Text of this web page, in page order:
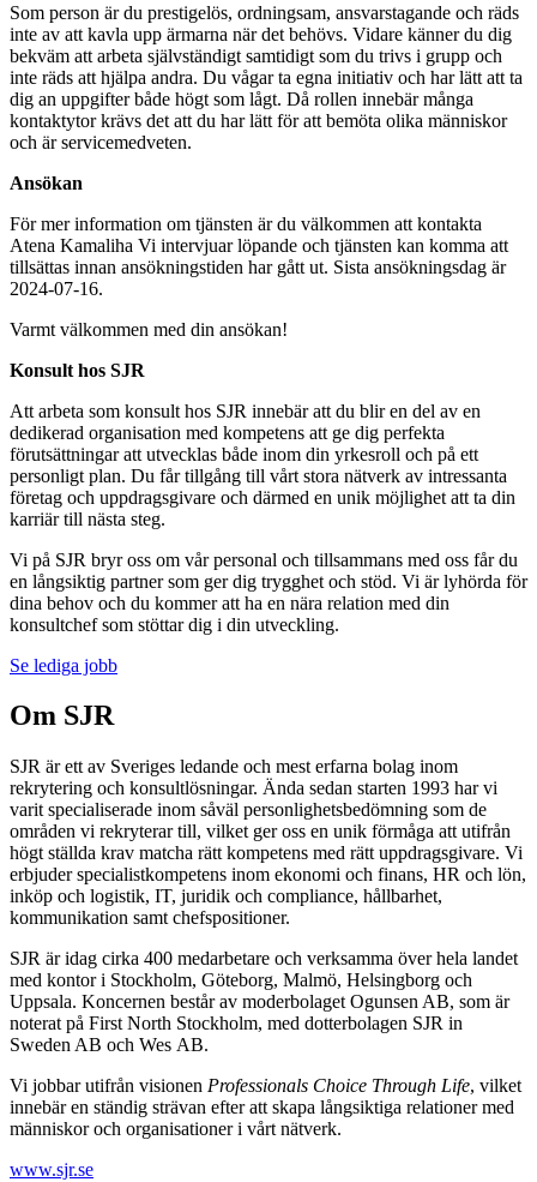
Som person är du prestigelös, ordningsam, ansvarstagande och räds
inte av att kavla upp ärmarna när det behövs. Vidare känner du dig
bekväm att arbeta självständigt samtidigt som du trivs i grupp och
inte räds att hjälpa andra. Du vågar ta egna initiativ och har lätt att ta
dig an uppgifter både högt som lågt. Då rollen innebär många
kontaktytor krävs det att du har lätt för att bemöta olika människor
och är servicemedveten.
Ansökan
För mer information om tjänsten är du välkommen att kontakta
Atena Kamaliha Vi intervjuar löpande och tjänsten kan komma att
tillsättas innan ansökningstiden har gått ut. Sista ansökningsdag är
2024-07-16.
Varmt välkommen med din ansökan!
Konsult hos SJR
Att arbeta som konsult hos SJR innebär att du blir en del av en
dedikerad organisation med kompetens att ge dig perfekta
förutsättningar att utvecklas både inom din yrkesroll och på ett
personligt plan. Du får tillgång till vårt stora nätverk av intressanta
företag och uppdragsgivare och därmed en unik möjlighet att ta din
karriär till nästa steg.
Vi på SJR bryr oss om vår personal och tillsammans med oss får du
en långsiktig partner som ger dig trygghet och stöd. Vi är lyhörda för
dina behov och du kommer att ha en nära relation med din
konsultchef som stöttar dig i din utveckling.
Se lediga jobb
Om SJR
SJR är ett av Sveriges ledande och mest erfarna bolag inom
rekrytering och konsultlösningar. Ända sedan starten 1993 har vi
varit specialiserade inom såväl personlighetsbedömning som de
områden vi rekryterar till, vilket ger oss en unik förmåga att utifrån
högt ställda krav matcha rätt kompetens med rätt uppdragsgivare. Vi
erbjuder specialistkompetens inom ekonomi och finans, HR och lön,
inköp och logistik, IT, juridik och compliance, hållbarhet,
kommunikation samt chefspositioner.
SJR är idag cirka 400 medarbetare och verksamma över hela landet
med kontor i Stockholm, Göteborg, Malmö, Helsingborg och
Uppsala. Koncernen består av moderbolaget Ogunsen AB, som är
noterat på First North Stockholm, med dotterbolagen SJR in
Sweden AB och Wes AB.
Vi jobbar utifrån visionen Professionals Choice Through Life, vilket
innebär en ständig strävan efter att skapa långsiktiga relationer med
människor och organisationer i vårt nätverk.
www.sjr.se